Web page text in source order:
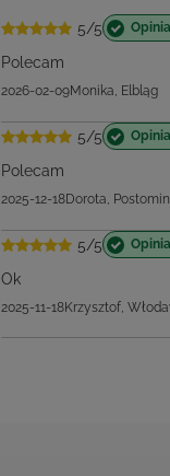
Monika, Elbląg
5/5
Polecam
Dorota,
5/5
Ok
Krzysztof,